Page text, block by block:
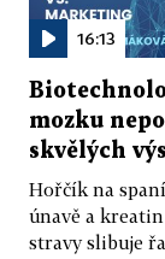
16:13
mozku
skvělých
Hořčík na
únavě a
stravy slibuje